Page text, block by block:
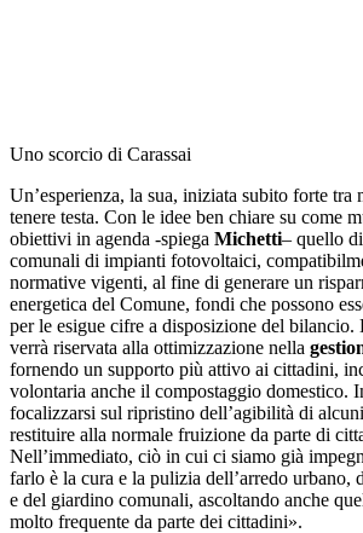
Uno scorcio di Carassai
Un’esperienza, la sua, iniziata subito forte tra
tenere testa. Con le idee ben chiare su come
obiettivi in agenda -spiega Michetti– quello
comunali di impianti fotovoltaici,
normative vigenti, al fine di generare un
energetica del Comune, fondi che possono
per le esigue cifre a disposizione del bilancio.
verrà riservata alla ottimizzazione nella
fornendo un supporto più attivo ai cittadini,
volontaria anche il compostaggio domestico.
focalizzarsi sul ripristino dell’agibilità di
restituire alla normale fruizione da parte di
Nell’immediato, ciò in cui ci siamo già
farlo è la cura e la pulizia dell’arredo urbano,
e del giardino comunali, ascoltando anche
molto frequente da parte dei cittadini».